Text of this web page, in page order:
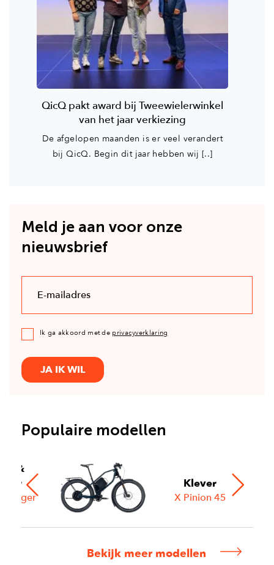
QicQ pakt award bij Tweewielerwinkel
van het jaar verkiezing
De afgelopen maanden is er veel verandert
bij QicQ. Begin dit jaar hebben wij [..]
Meld je aan voor onze
nieuwsbrief
Ik ga akkoord met de privacyverklaring
JA IK WIL
Populaire modellen
&
Klever
X Pinion 45
Bekijk meer modellen